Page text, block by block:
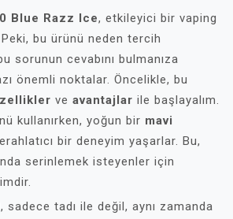
Blue Razz Ice, etkileyici bir vaping
bu ürünü neden tercih
sorunun cevabını bulmanıza
önemli noktalar. Öncelikle, bu
ve avantajlar ile başlayalım.
kullanırken, yoğun bir mavi
bir deneyim yaşarlar. Bu,
serinlemek isteyenler için
tadı ile değil, aynı zamanda